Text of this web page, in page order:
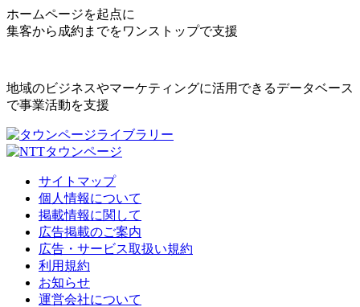
ホームページを起点に
集客から成約までをワンストップで支援
地域のビジネスやマーケティングに活用できるデータベース
で事業活動を支援
サイトマップ
個人情報について
掲載情報に関して
広告掲載のご案内
広告・サービス取扱い規約
利用規約
お知らせ
運営会社について